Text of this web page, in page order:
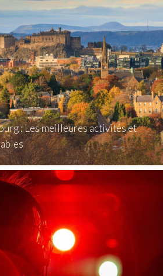
: Les meilleures activités et